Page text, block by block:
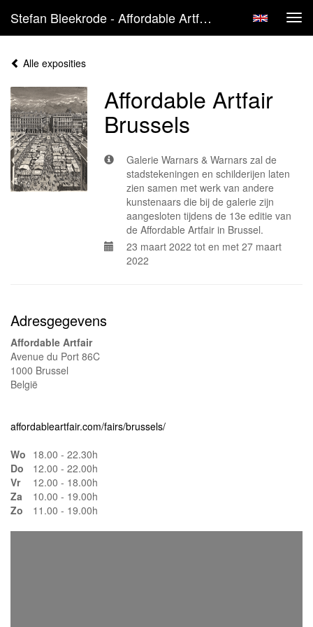
Stefan Bleekrode - Affordable Artfair Brussels
Alle exposities
Affordable Artfair
Brussels
Galerie Warnars & Warnars zal de
stadstekeningen en schilderijen laten
zien samen met werk van andere
kunstenaars die bij de galerie zijn
aangesloten tijdens de 13e editie van
de Affordable Artfair in Brussel.
23 maart 2022 tot en met 27 maart
2022
Adresgegevens
Affordable Artfair
Avenue du Port 86C
1000 Brussel
België
affordableartfair.com/fairs/brussels/
Wo 18.00 - 22.30h
Do
12.00 - 22.00h
Vr
12.00 - 18.00h
Za
10.00 - 19.00h
Zo
11.00 - 19.00h